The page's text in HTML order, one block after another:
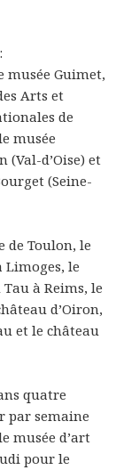
musée Guimet,
Arts et
de
musée
(Val-d’Oise) et
(Seine-
de Toulon, le
le
à Reims, le
d’Oiron,
et le château
quatre
par semaine
musée d’art
pour le